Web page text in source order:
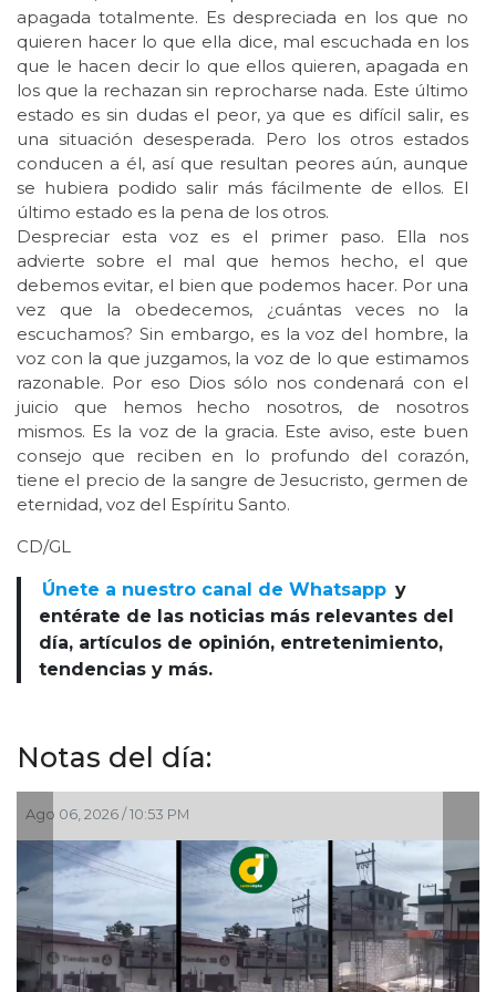
apagada totalmente. Es despreciada en los que no
quieren hacer lo que ella dice, mal escuchada en los
que le hacen decir lo que ellos quieren, apagada en
los que la rechazan sin reprocharse nada. Este último
estado es sin dudas el peor, ya que es difícil salir, es
una situación desesperada. Pero los otros estados
conducen a él, así que resultan peores aún, aunque
se hubiera podido salir más fácilmente de ellos. El
último estado es la pena de los otros.
Despreciar esta voz es el primer paso. Ella nos
advierte sobre el mal que hemos hecho, el que
debemos evitar, el bien que podemos hacer. Por una
vez que la obedecemos, ¿cuántas veces no la
escuchamos? Sin embargo, es la voz del hombre, la
voz con la que juzgamos, la voz de lo que estimamos
razonable. Por eso Dios sólo nos condenará con el
juicio que hemos hecho nosotros, de nosotros
mismos. Es la voz de la gracia. Este aviso, este buen
consejo que reciben en lo profundo del corazón,
tiene el precio de la sangre de Jesucristo, germen de
eternidad, voz del Espíritu Santo.
CD/GL
Únete a nuestro canal de Whatsapp y
entérate de las noticias más relevantes del
día, artículos de opinión, entretenimiento,
tendencias y más.
Notas del día:
/ 10:53 PM